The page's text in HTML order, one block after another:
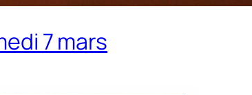
7 mars